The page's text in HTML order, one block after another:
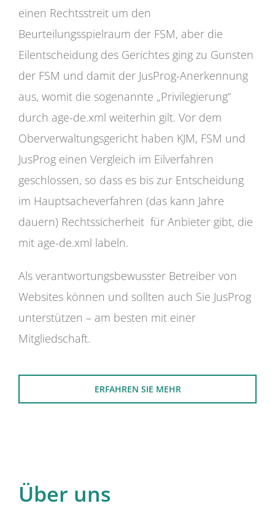
einen Rechtsstreit um den
Beurteilungsspielraum der FSM, aber die
Eilentscheidung des Gerichtes ging zu Gunsten
der FSM und damit der JusProg-Anerkennung
aus, womit die sogenannte „Privilegierung“
durch age-de.xml weiterhin gilt. Vor dem
Oberverwaltungsgericht haben KJM, FSM und
JusProg einen Vergleich im Eilverfahren
geschlossen, so dass es bis zur Entscheidung
im Hauptsacheverfahren (das kann Jahre
dauern) Rechtssicherheit für Anbieter gibt, die
mit age-de.xml labeln.
Als verantwortungsbewusster Betreiber von
Websites können und sollten auch Sie JusProg
unterstützen – am besten mit einer
Mitgliedschaft.
ERFAHREN SIE MEHR
Über uns